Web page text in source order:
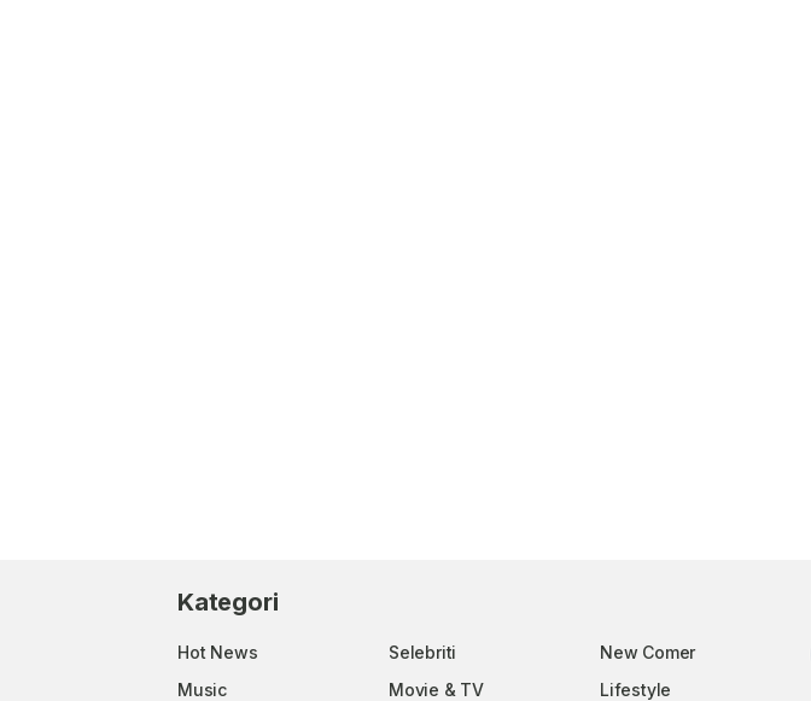
Kategori
Hot News Selebriti
New Comer
Music
Movie & TV
Lifestyle